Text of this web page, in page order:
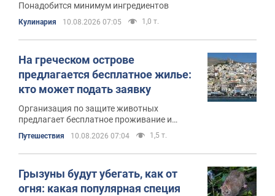
Понадобится минимум ингредиентов
Кулинария 10.08.2026 07:05 1,0 т.
На греческом острове
предлагается бесплатное жилье:
кто может подать заявку
Организация по защите животных
предлагает бесплатное проживание и
завтраки на живописном острове в обмен
на помощь
Путешествия 10.08.2026 07:04 1,5 т.
Грызуны будут убегать, как от
огня: какая популярная специя